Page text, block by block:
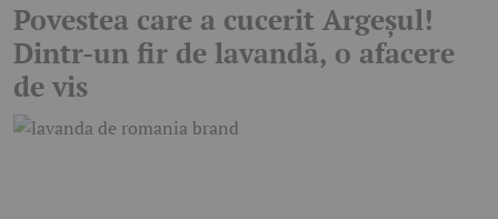
Povestea care a cucerit Argeșul!
Dintr-un fir de lavandă, o afacere
de vis